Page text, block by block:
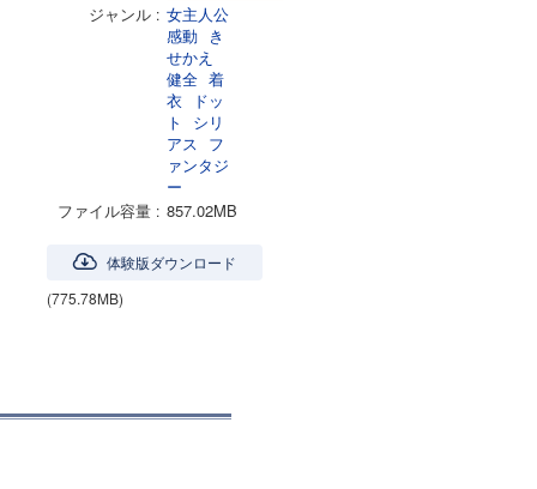
ジャンル
女主人公
感動 き
せかえ
健全 着
衣
ドッ
ト
シリ
アス フ
ァンタジ
ー
ファイル容量
857.02MB
体験版ダウンロード
(775.78MB)